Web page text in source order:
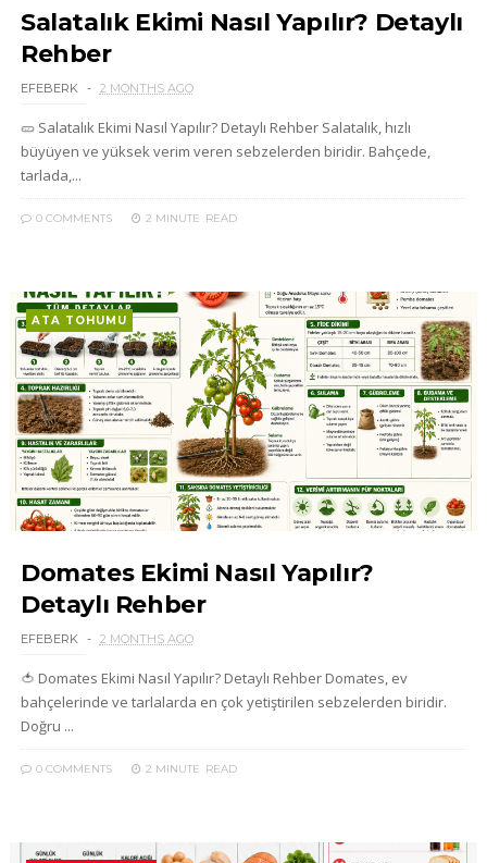
Salatalık Ekimi Nasıl Yapılır? Detaylı
Rehber
EFEBERK 2 MONTHS AGO
🥒 Salatalık Ekimi Nasıl Yapılır? Detaylı Rehber Salatalık, hızlı
büyüyen ve yüksek verim veren sebzelerden biridir. Bahçede,
tarlada,...
0 COMMENTS 2 MINUTE READ
ATA TOHUMU
Domates Ekimi Nasıl Yapılır?
Detaylı Rehber
EFEBERK 2 MONTHS AGO
🍅 Domates Ekimi Nasıl Yapılır? Detaylı Rehber Domates, ev
bahçelerinde ve tarlalarda en çok yetiştirilen sebzelerden biridir.
Doğru ...
0 COMMENTS 2 MINUTE READ